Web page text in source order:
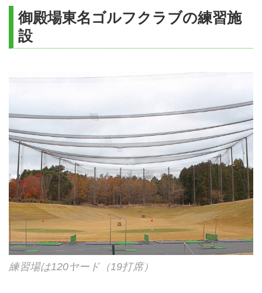
御殿場東名ゴルフクラブの練習施
設
練習場は120ヤード（19打席）